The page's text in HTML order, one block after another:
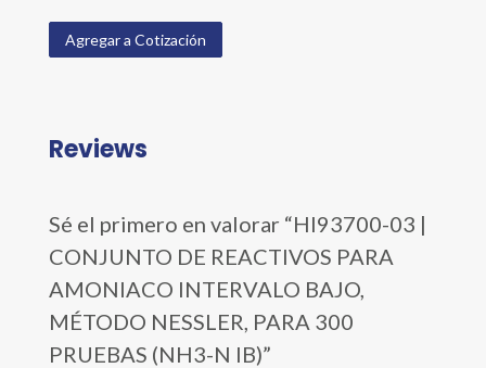
Agregar a Cotización
Reviews
Sé el primero en valorar “HI93700-03 |
CONJUNTO DE REACTIVOS PARA
AMONIACO INTERVALO BAJO,
MÉTODO NESSLER, PARA 300
PRUEBAS (NH3-N IB)”